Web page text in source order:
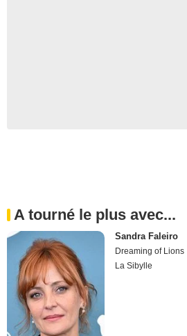
A tourné le plus avec...
Sandra Faleiro
Dreaming of Lions
La Sibylle